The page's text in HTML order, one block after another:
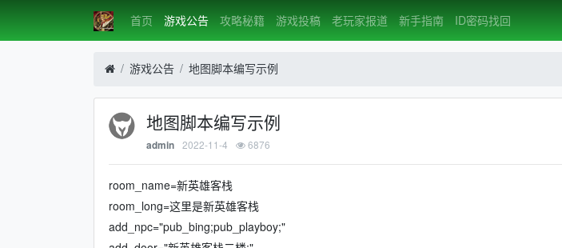
首页 游戏公告 攻略秘籍 游戏投稿 老玩家报道 新手指南 ID密码找回
游戏公告 地图脚本编写示例
地图脚本编写示例
admin 2022-11-4 6876
room_name=新英雄客栈
room_long=这里是新英雄客栈
add_npc="pub_bing;pub_playboy;"